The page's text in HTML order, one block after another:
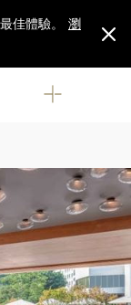
瀏
佳體驗。
瀏